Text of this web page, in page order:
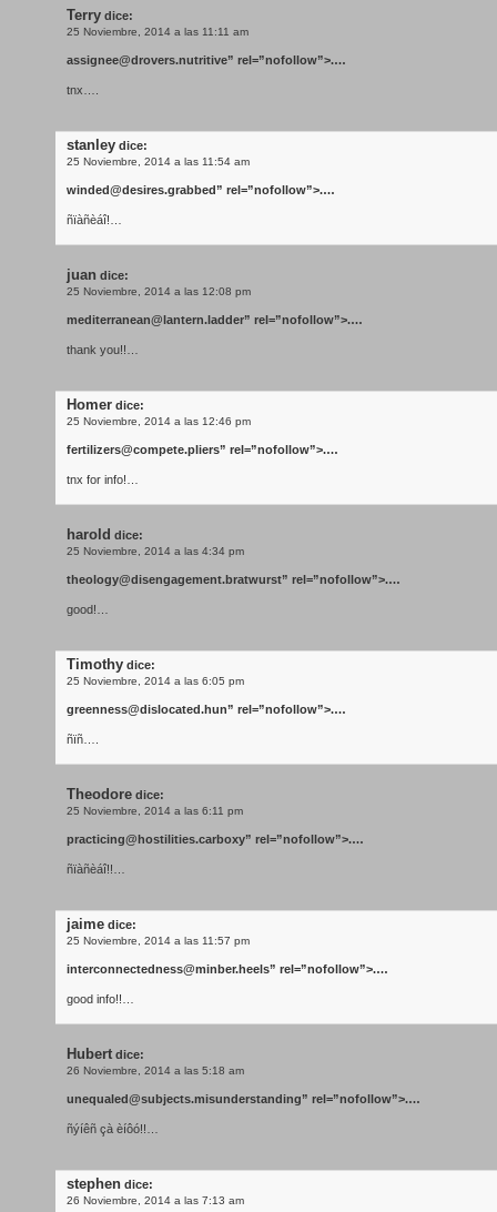
Terry dice:
25 Noviembre, 2014 a las 11:11 am
assignee@drovers.nutritive” rel=”nofollow”>.…
tnx….
stanley dice:
25 Noviembre, 2014 a las 11:54 am
winded@desires.grabbed” rel=”nofollow”>.…
ñïàñèáî!…
juan dice:
25 Noviembre, 2014 a las 12:08 pm
mediterranean@lantern.ladder” rel=”nofollow”>.…
thank you!!…
Homer dice:
25 Noviembre, 2014 a las 12:46 pm
fertilizers@compete.pliers” rel=”nofollow”>.…
tnx for info!…
harold dice:
25 Noviembre, 2014 a las 4:34 pm
theology@disengagement.bratwurst” rel=”nofollow”>.…
good!…
Timothy dice:
25 Noviembre, 2014 a las 6:05 pm
greenness@dislocated.hun” rel=”nofollow”>.…
ñïñ….
Theodore dice:
25 Noviembre, 2014 a las 6:11 pm
practicing@hostilities.carboxy” rel=”nofollow”>.…
ñïàñèáî!!…
jaime dice:
25 Noviembre, 2014 a las 11:57 pm
interconnectedness@minber.heels” rel=”nofollow”>.…
good info!!…
Hubert dice:
26 Noviembre, 2014 a las 5:18 am
unequaled@subjects.misunderstanding” rel=”nofollow”>.…
ñýíêñ çà èíôó!!…
stephen dice:
26 Noviembre, 2014 a las 7:13 am